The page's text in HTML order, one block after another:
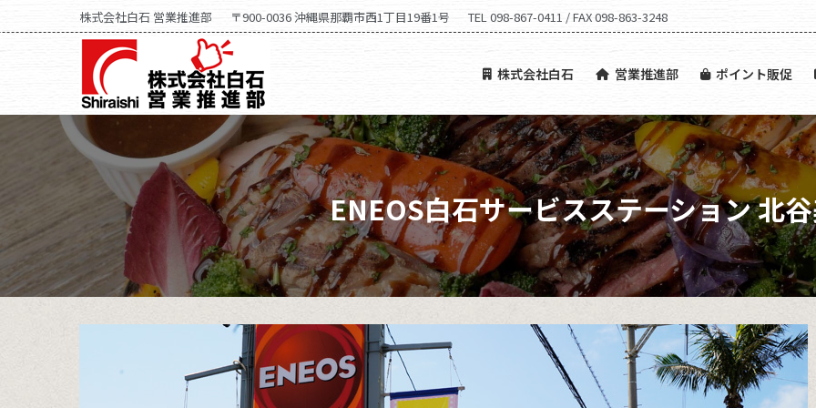
株式会社白石 営業推進部 〒900-0036 沖縄県那覇市西1丁目19番1号 TEL 098-867-0411 / FAX 098-863-3248
株式会社白石 営業推進部 ポイント販促
ENEOS白石サービスステーション 北
株式会社白石 営業推進部 ポイント販促 アプリ販促